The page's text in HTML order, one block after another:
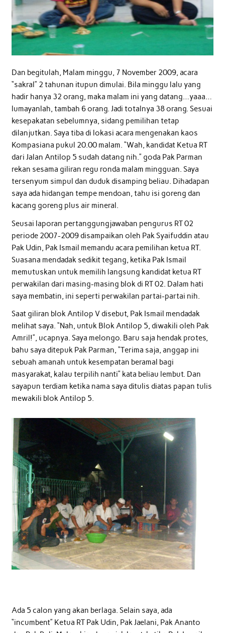
Dan begitulah, Malam minggu, 7 November 2009, acara
“sakral” 2 tahunan itupun dimulai. Bila minggu lalu yang
hadir hanya 32 orang, maka malam ini yang datang…yaaa…
lumayanlah, tambah 6 orang. Jadi totalnya 38 orang. Sesuai
kesepakatan sebelumnya, sidang pemilihan tetap
dilanjutkan. Saya tiba di lokasi acara mengenakan kaos
Kompasiana pukul 20.00 malam. “Wah, kandidat Ketua RT
dari Jalan Antilop 5 sudah datang nih.” goda Pak Parman
rekan sesama giliran regu ronda malam mingguan. Saya
tersenyum simpul dan duduk disamping beliau. Dihadapan
saya ada hidangan tempe mendoan, tahu isi goreng dan
kacang goreng plus air mineral.
Seusai laporan pertanggungjawaban pengurus RT 02
periode 2007-2009 disampaikan oleh Pak Syaifuddin atau
Pak Udin, Pak Ismail memandu acara pemilihan ketua RT.
Suasana mendadak sedikit tegang, ketika Pak Ismail
memutuskan untuk memilih langsung kandidat ketua RT
perwakilan dari masing-masing blok di RT 02. Dalam hati
saya membatin, ini seperti perwakilan partai-partai nih.
Saat giliran blok Antilop V disebut, Pak Ismail mendadak
melihat saya. “Nah, untuk Blok Antilop 5, diwakili oleh Pak
Amril!”, ucapnya. Saya melongo. Baru saja hendak protes,
bahu saya ditepuk Pak Parman, “Terima saja, anggap ini
sebuah amanah untuk kesempatan beramal bagi
masyarakat, kalau terpilih nanti” kata beliau lembut. Dan
sayapun terdiam ketika nama saya ditulis diatas papan tulis
mewakili blok Antilop 5.
Ada 5 calon yang akan berlaga. Selain saya, ada
“incumbent” Ketua RT Pak Udin, Pak Jaelani, Pak Ananto